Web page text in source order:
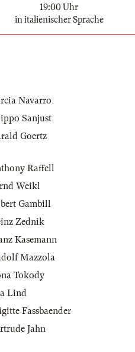
19:00 Uhr
in italienischer Sprache
Navarro
Sanjust
Goertz
Raffell
Weikl
Gambill
Zednik
Kasemann
Mazzola
Tokody
Lind
Fassbaender
Jahn